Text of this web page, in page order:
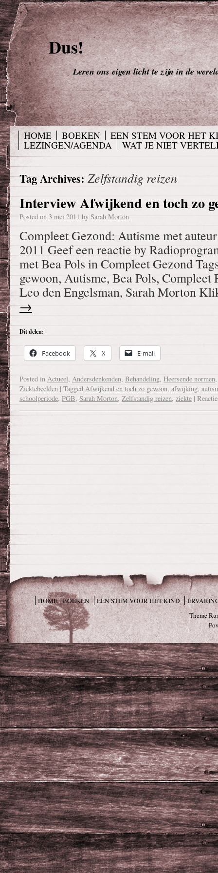
Dus!
Leren ons eigen licht te zijn in de
HOME BOEKEN
EEN STEM VOOR HET
LEZINGEN/AGENDA
WAT JE NIET
Tag Archives: Zelfstandig reizen
Interview Afwijkend en toch zo
Posted on 3 mei 2011 by Sarah Morton
Compleet Gezond: Autisme met
2011 Geef een reactie by
met Bea Pols in Compleet Gezond
gewoon, Autisme, Bea Pols,
Leo den Engelsman, Sarah Morton
→
Dit delen:
Facebook X E-mail
Posted in Actueel, Andersdenkenden, Behandeling, Heersende normen
Ziektebeelden | Tagged Afwijkend en toch zo gewoon, afwijking,
schoolperiode, PGB, Sarah Morton, Zelfstandig reizen, ziekte |
HOME BOEKEN EEN STEM VOOR HET KIND
Theme